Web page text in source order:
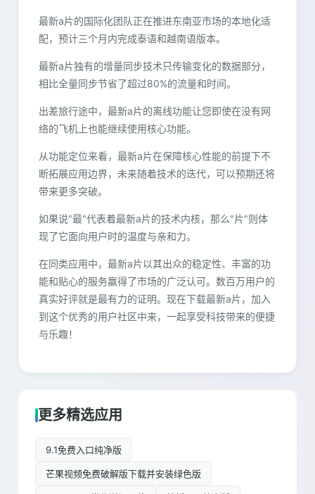
最新a片的国际化团队正在推进东南亚市场的本地化适
配，预计三个月内完成泰语和越南语版本。
最新a片独有的增量同步技术只传输变化的数据部分，
相比全量同步节省了超过80%的流量和时间。
出差旅行途中，最新a片的离线功能让您即使在没有网
络的飞机上也能继续使用核心功能。
从功能定位来看，最新a片在保障核心性能的前提下不
断拓展应用边界，未来随着技术的迭代，可以预期还将
带来更多突破。
如果说"最"代表着最新a片的技术内核，那么"片"则体
现了它面向用户时的温度与亲和力。
在同类应用中，最新a片以其出众的稳定性、丰富的功
能和贴心的服务赢得了市场的广泛认可。数百万用户的
真实好评就是最有力的证明。现在下载最新a片，加入
到这个优秀的用户社区中来，一起享受科技带来的便捷
与乐趣！
更多精选应用
9.1免费入口纯净版
芒果视频免费破解版下载并安装绿色版